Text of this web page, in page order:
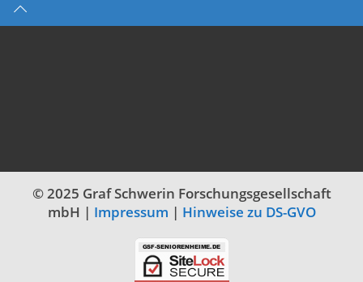
© 2025 Graf Schwerin Forschungsgesellschaft
mbH | Impressum | Hinweise zu DS-GVO